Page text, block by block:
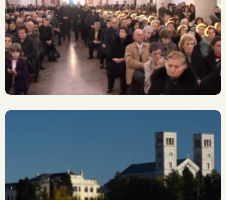
Široki Brijeg: Obilježena 66.
Obljetnica Ubojstva 66
Hercegovačkih Franjevaca
BOŽE, NEK’ SE NIKAD NE
ZABORAVI